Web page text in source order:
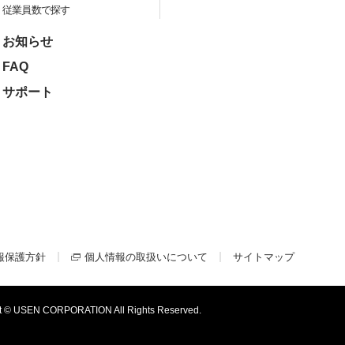
従業員数で探す
お知らせ
FAQ
サポート
保護方針 個人情報の取扱いについて サイトマップ
© USEN CORPORATION All Rights Reserved.